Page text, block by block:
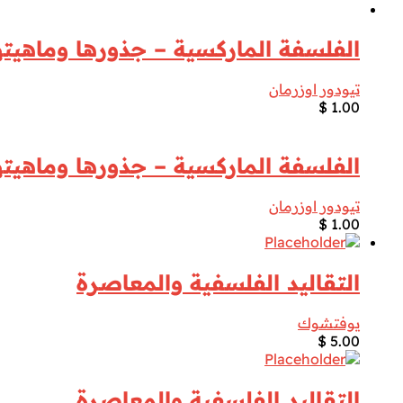
الفلسفة الماركسية – جذورها
تيودور اوزرمان
$ 1.00
الفلسفة الماركسية – جذورها
تيودور اوزرمان
$ 1.00
التقاليد الفلسفية والمعاصرة
يوفتشوك
$ 5.00